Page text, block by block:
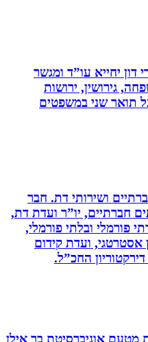
עו”ד ומגשר
ירושות
תואר שני במשפטים
ושירותי דת. חבר
יו”ר ועדת דת,
ובלתי פורמלי,
ועדת קידום
החכ”ל.
אוניברסיטת בר אילן